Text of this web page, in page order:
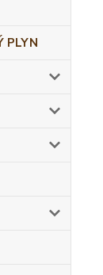
PLYN